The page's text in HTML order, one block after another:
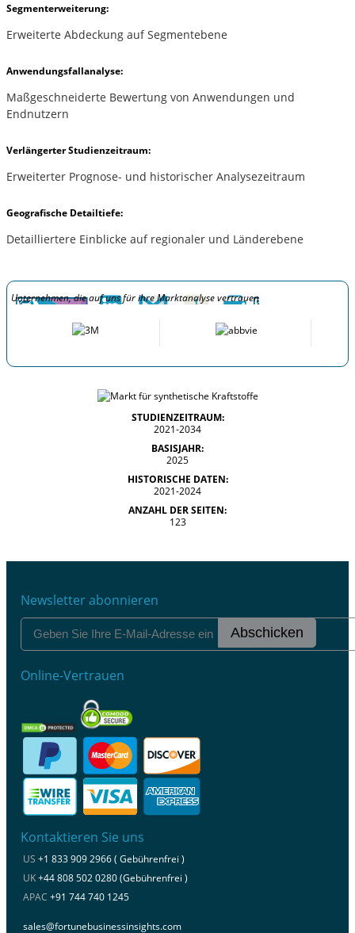
Segmenterweiterung:
Erweiterte Abdeckung auf Segmentebene
Anwendungsfallanalyse:
Maßgeschneiderte Bewertung von Anwendungen und
Endnutzern
Verlängerter Studienzeitraum:
Erweiterter Prognose- und historischer Analysezeitraum
Geografische Detailtiefe:
Detailliertere Einblicke auf regionaler und Länderebene
Unternehmen, die auf uns für ihre Marktanalyse vertrauen
STUDIENZEITRAUM:
2021-2034
BASISJAHR:
2025
HISTORISCHE DATEN:
2021-2024
ANZAHL DER SEITEN:
123
Newsletter abonnieren
Abschicken
Online-Vertrauen
Kontaktieren Sie uns
US +1 833 909 2966 ( Gebührenfrei )
UK+44 808 502 0280 (Gebührenfrei )
APAC +91 744 740 1245
sales@fortunebusinessinsights.com